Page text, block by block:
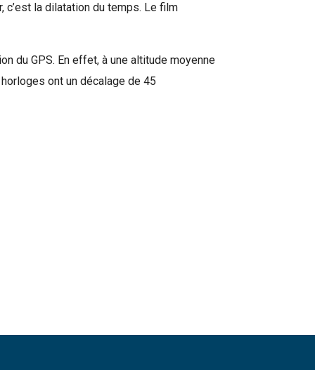
c’est la dilatation du temps. Le film
du GPS. En effet, à une altitude moyenne
ont un décalage de 45